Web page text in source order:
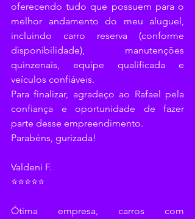
oferecendo tudo que possuem para o
melhor andamento do meu aluguel,
incluindo carro reserva (conforme
disponibilidade), manutenções
quinzenais, equipe qualificada e
veículos confiáveis.
Para finalizar, agradeço ao Rafael pela
confiança e oportunidade de fazer
parte desse empreendimento.
Parabéns, gurizada!
Valdeni F.
⭐⭐⭐⭐⭐
Ótima empresa, carros com